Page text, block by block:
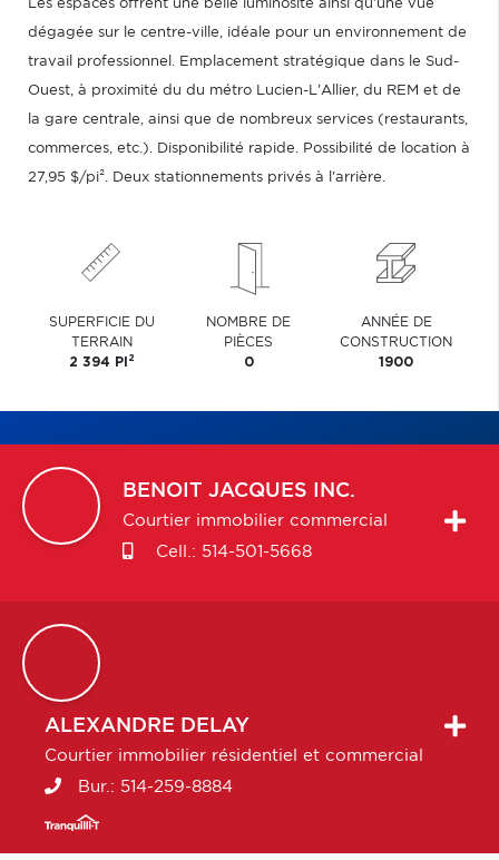
Les espaces offrent une belle luminosité ainsi qu'une vue
dégagée sur le centre-ville, idéale pour un environnement de
travail professionnel. Emplacement stratégique dans le Sud-
Ouest, à proximité du du métro Lucien-L'Allier, du REM et de
la gare centrale, ainsi que de nombreux services (restaurants,
commerces, etc.). Disponibilité rapide. Possibilité de location à
27,95 $/pi². Deux stationnements privés à l'arrière.
SUPERFICIE DU
TERRAIN
2 394 PI 2
NOMBRE DE
PIÈCES
0
ANNÉE DE
CONSTRUCTION
1900
BENOIT JACQUES INC.
Courtier immobilier commercial
Cell.: 514-501-5668
ALEXANDRE DELAY
Courtier immobilier résidentiel et commercial
Bur.: 514-259-8884